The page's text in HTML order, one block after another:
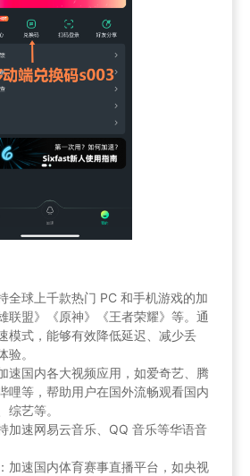
全球上千款热门 PC 和手机游戏的加
联盟》《原神》《王者荣耀》等。通
模式，能够有效降低延迟、减少丢
验。
速国内各大视频应用，如爱奇艺、腾
哩等，帮助用户在国外流畅观看国内
综艺等。
加速网易云音乐、QQ 音乐等华语音
加速国内体育赛事直播平台，如央视